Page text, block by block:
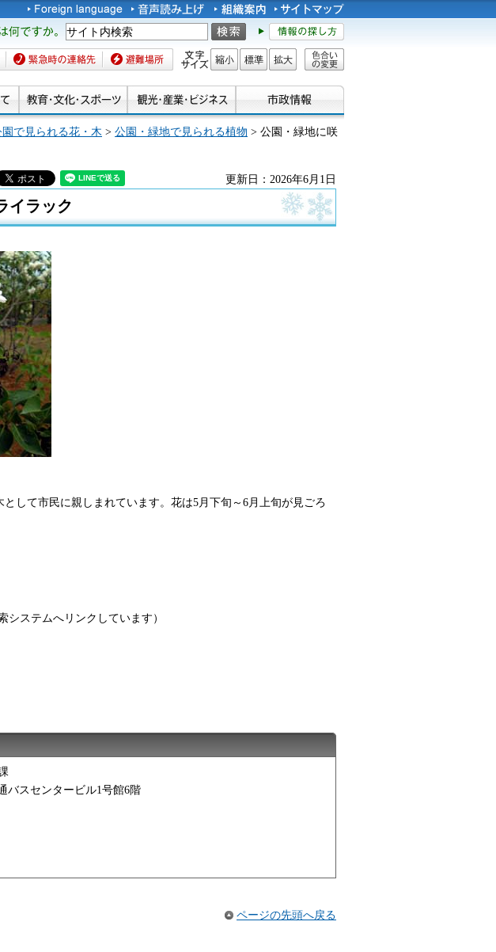
何です
緊急時の連絡先 避難場所 文字サイズ
縮小 標準 拡大
色合い
園で見られる花・木 > 公園・緑地で見られる植物 > 公園・緑地に咲
更新日：2026年6月1日
イラック
して市民に親しまれています。花は5月下旬～6月上旬が見ごろ
システムへリンクしています）
バスセンタービル1号館6階
ページの先頭へ戻る